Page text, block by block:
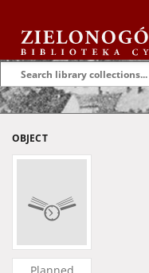
OBJECT